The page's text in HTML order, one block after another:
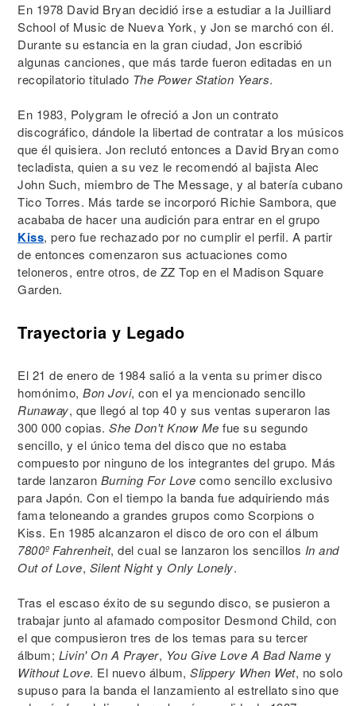
En 1978 David Bryan decidió irse a estudiar a la Juilliard
School of Music de Nueva York, y Jon se marchó con él.
Durante su estancia en la gran ciudad, Jon escribió
algunas canciones, que más tarde fueron editadas en un
recopilatorio titulado The Power Station Years.
En 1983, Polygram le ofreció a Jon un contrato
discográfico, dándole la libertad de contratar a los músicos
que él quisiera. Jon reclutó entonces a David Bryan como
tecladista, quien a su vez le recomendó al bajista Alec
John Such, miembro de The Message, y al batería cubano
Tico Torres. Más tarde se incorporó Richie Sambora, que
acababa de hacer una audición para entrar en el grupo
Kiss, pero fue rechazado por no cumplir el perfil. A partir
de entonces comenzaron sus actuaciones como
teloneros, entre otros, de ZZ Top en el Madison Square
Garden.
Trayectoria y Legado
El 21 de enero de 1984 salió a la venta su primer disco
homónimo, Bon Jovi, con el ya mencionado sencillo
Runaway, que llegó al top 40 y sus ventas superaron las
300 000 copias. She Don't Know Me fue su segundo
sencillo, y el único tema del disco que no estaba
compuesto por ninguno de los integrantes del grupo. Más
tarde lanzaron Burning For Love como sencillo exclusivo
para Japón. Con el tiempo la banda fue adquiriendo más
fama teloneando a grandes grupos como Scorpions o
Kiss. En 1985 alcanzaron el disco de oro con el álbum
7800º Fahrenheit, del cual se lanzaron los sencillos In and
Out of Love, Silent Nighty Only Lonely.
Tras el escaso éxito de su segundo disco, se pusieron a
trabajar junto al afamado compositor Desmond Child, con
el que compusieron tres de los temas para su tercer
álbum; Livin' On A Prayer, You Give Love A Bad Name y
Without Love. El nuevo álbum, Slippery When Wet, no solo
supuso para la banda el lanzamiento al estrellato sino que